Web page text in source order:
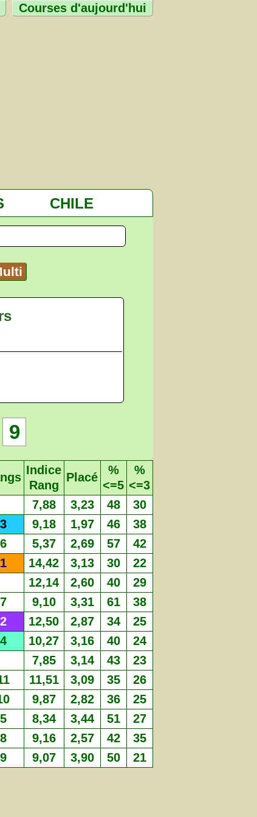
Courses d'aujourd'hui
CHILE
9
Indice
Rang
Placé
%
<=5
%
<=3
7,88 3,23 48 30
3 9,18 1,97 46 38
6 5,37 2,69 57 42
1 14,42 3,13 30 22
12,14 2,60 40 29
7 9,10 3,31 61 38
2 12,50 2,87 34 25
4 10,27 3,16 40 24
7,85 3,14 43 23
11,51 3,09 35 26
9,87 2,82 36 25
5 8,34 3,44 51 27
8 9,16 2,57 42 35
9 9,07 3,90 50 21